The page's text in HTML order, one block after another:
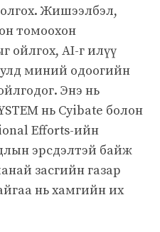
Жишээлбэл,
томоохон
ойлгох, AI-г илүү
миний одоогийн
Энэ нь
нь Cyibate болон
Efforts-ийн
эрсдэлтэй байж
засгийн газар
нь хамгийн их